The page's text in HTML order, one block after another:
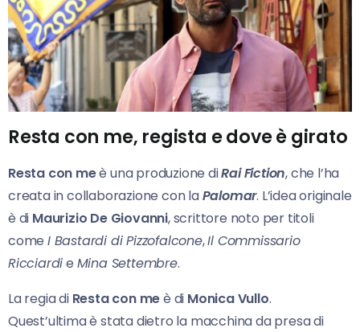
Resta con me, regista e dove è girato
Resta con meè una produzione diRai Fiction, che l’ha
creata in collaborazione con laPalomar. L’idea originale
è di Maurizio De Giovanni, scrittore noto per titoli
come I Bastardi di Pizzofalcone,Il Commissario
Ricciardie Mina Settembre.
La regia di Resta con meè di Monica Vullo.
Quest’ultima è stata dietro la macchina da presa di